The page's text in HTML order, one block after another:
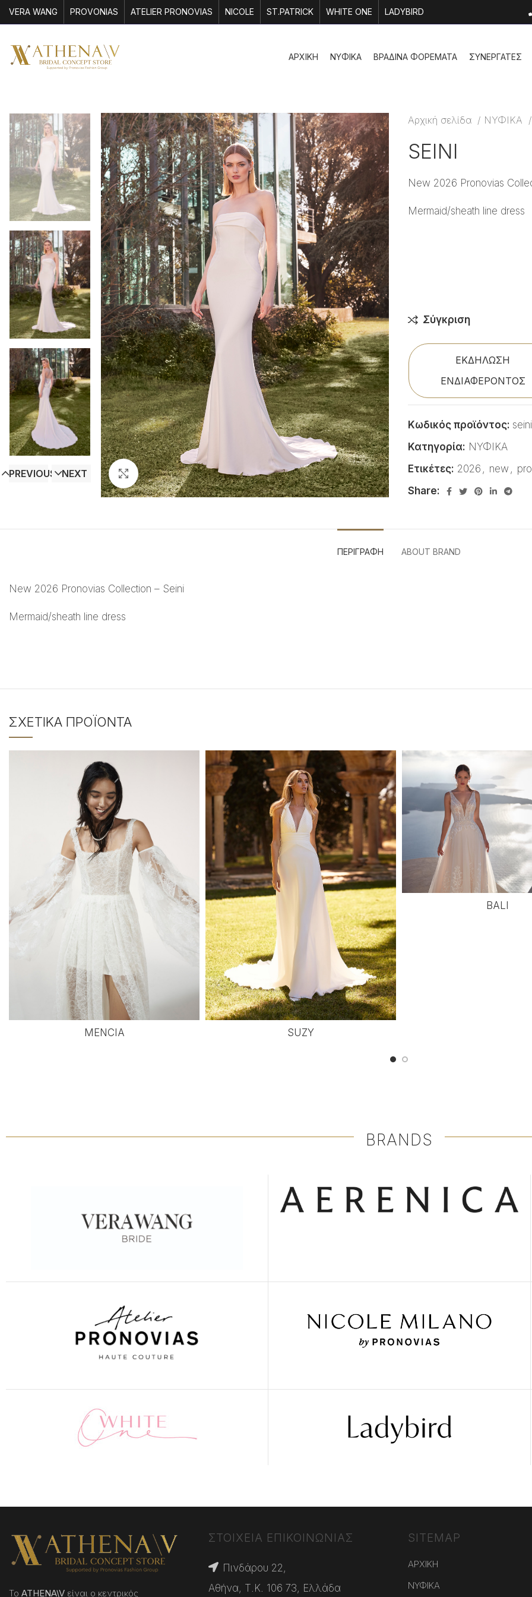
VERA WANG PROVONIAS ATELIER PRONOVIAS NICOLE ST.PATRICK WHITE ONE LADYBIRD
ΑΡΧΙΚΗ ΝΥΦΙΚΑ ΒΡΑΔΙΝΑ ΦΟΡΕΜΑΤΑ ΣΥΝΕΡΓΑΤΕΣ
Click to enlarge
PREVIOUS NEXT
Αρχική σελίδα ΝΥΦΙΚΑ
SEINI
New 2026 Pronovias
Mermaid/sheath line dress
Σύγκριση
ΕΚΔΗΛΩΣΗ
ΕΝΔΙΑΦΕΡΟΝΤΟΣ
Κωδικός προϊόντος: seini
Κατηγορία: ΝΥΦΙΚΑ
Ετικέτες: 2026 , new ,
Share:
ΠΕΡΙΓΡΑΦΉ ABOUT BRAND
New 2026 Pronovias Collection – Seini
Mermaid/sheath line dress
ΣΧΕΤΙΚΆ ΠΡΟΪΌΝΤΑ
MENCIA SUZY
BALI
BRANDS
Το ATHENA\V είναι ο κεντρικός
ΣΤΟΙΧΕΙΑ ΕΠΙΚΟΙΝΩΝΙΑΣ
Πινδάρου 22,
Αθήνα, Τ.Κ. 106 73, Ελλάδα
SITEMAP
ΑΡΧΙΚΗ
ΝΥΦΙΚΑ